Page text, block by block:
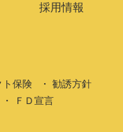
採用情報
ト保険
勧誘方針
ＦＤ宣言